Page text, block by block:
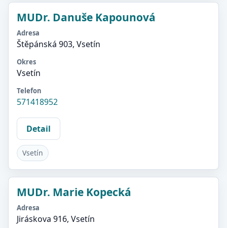
MUDr. Danuše Kapounová
Adresa
Štěpánská 903, Vsetín
Okres
Vsetín
Telefon
571418952
Detail
Vsetín
MUDr. Marie Kopecká
Adresa
Jiráskova 916, Vsetín